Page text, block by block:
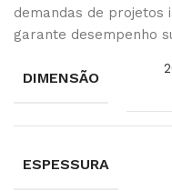
demandas de projetos
garante desempenho
DIMENSÃO
ESPESSURA